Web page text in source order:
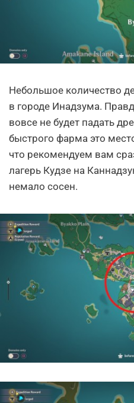
Небольшое количество
в городе Инадзума.
вовсе не будет падать
быстрого фарма это
что рекомендуем вам
лагерь Кудзе на
немало сосен.